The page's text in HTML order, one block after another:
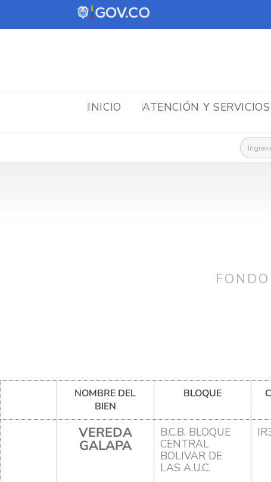
INICIO ATENCIÓN Y
NOMBRE DEL
BIEN
BLOQUE
VEREDA
GALAPA
B.C.B. BLOQUE
CENTRAL
BOLIVAR DE
LAS A.U.C.